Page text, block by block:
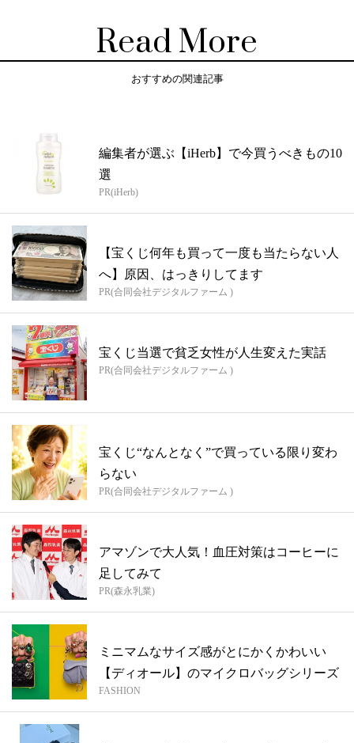
Read More
おすすめの関連記事
編集者が選ぶ【iHerb】で今買うべきもの10
選
PR(iHerb)
【宝くじ何年も買って一度も当たらない人
へ】原因、はっきりしてます
PR(合同会社デジタルファーム )
宝くじ当選で貧乏女性が人生変えた実話
PR(合同会社デジタルファーム )
宝くじ“なんとなく”で買っている限り変わ
らない
PR(合同会社デジタルファーム )
アマゾンで大人気！血圧対策はコーヒーに
足してみて
PR(森永乳業)
ミニマムなサイズ感がとにかくかわいい
【ディオール】のマイクロバッグシリーズ
FASHION